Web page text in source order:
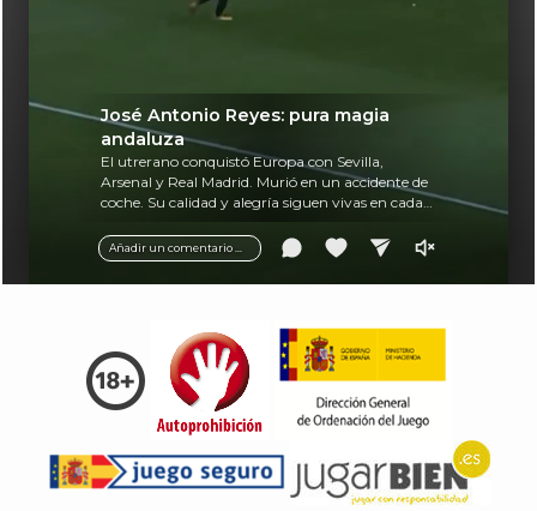
Añadir un comentario ...
José Antonio Reyes: pura magia
andaluza
El utrerano conquistó Europa con Sevilla,
Arsenal y Real Madrid. Murió en un accidente de
coche. Su calidad y alegría siguen vivas en cada